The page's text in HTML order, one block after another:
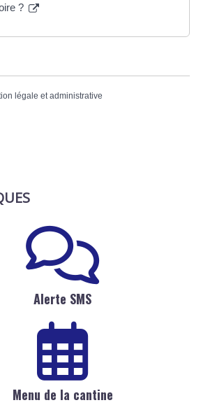
?
légale et administrative
Alerte SMS
Menu de la cantine